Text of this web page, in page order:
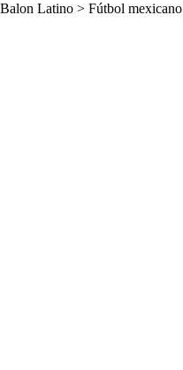
Balon Latino > Fútbol mexicano